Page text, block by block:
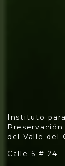
Instituto
del Valle del
Calle 6 # 24